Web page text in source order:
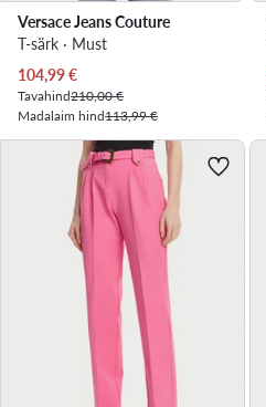
Versace Jeans Couture
T-särk · Must
Praegune hind
104,99€
Tavahind210,00 €
Madalaim hind113,99 €